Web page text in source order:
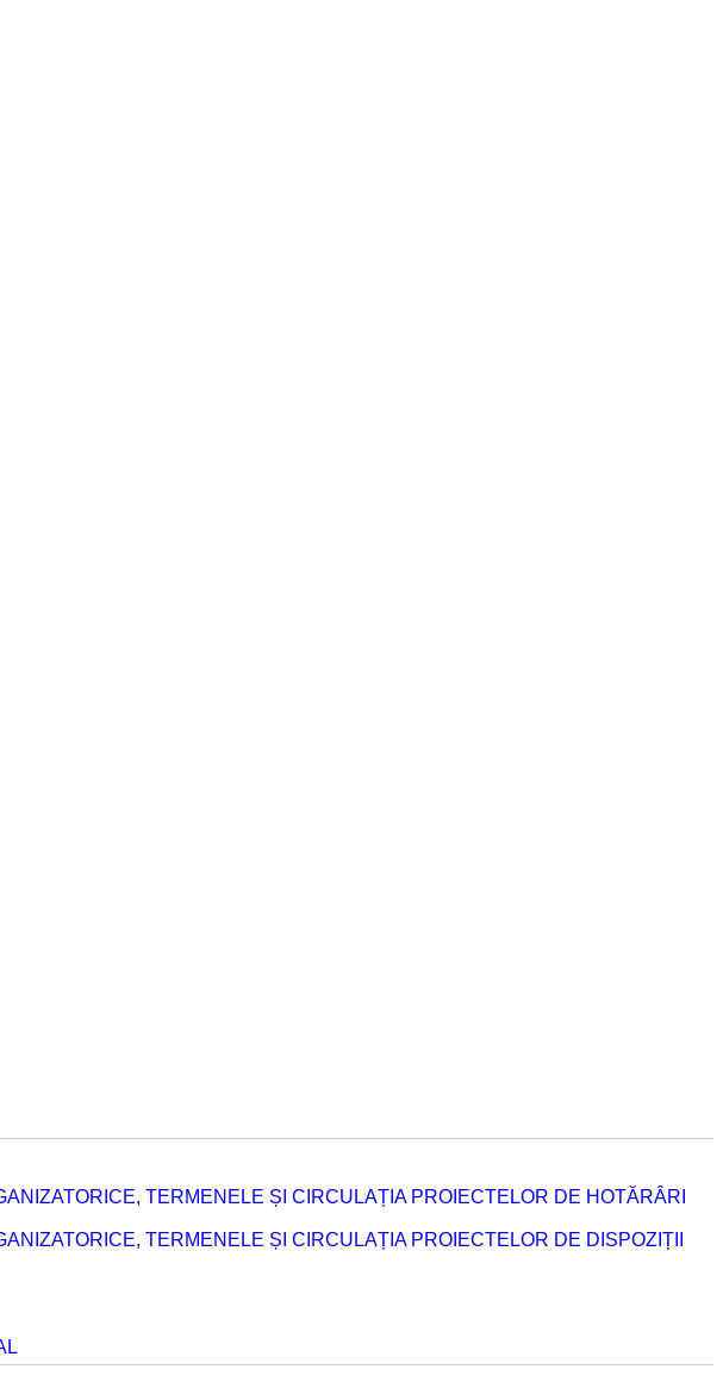
TERMENELE ȘI CIRCULAȚIA PROIECTELOR DE HOTĂRÂRI
TERMENELE ȘI CIRCULAȚIA PROIECTELOR DE DISPOZIȚII